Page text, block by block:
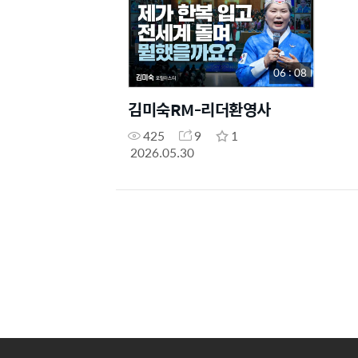
06 : 08
김미숙RM-리더환영사
425 9
1
2026.05.30